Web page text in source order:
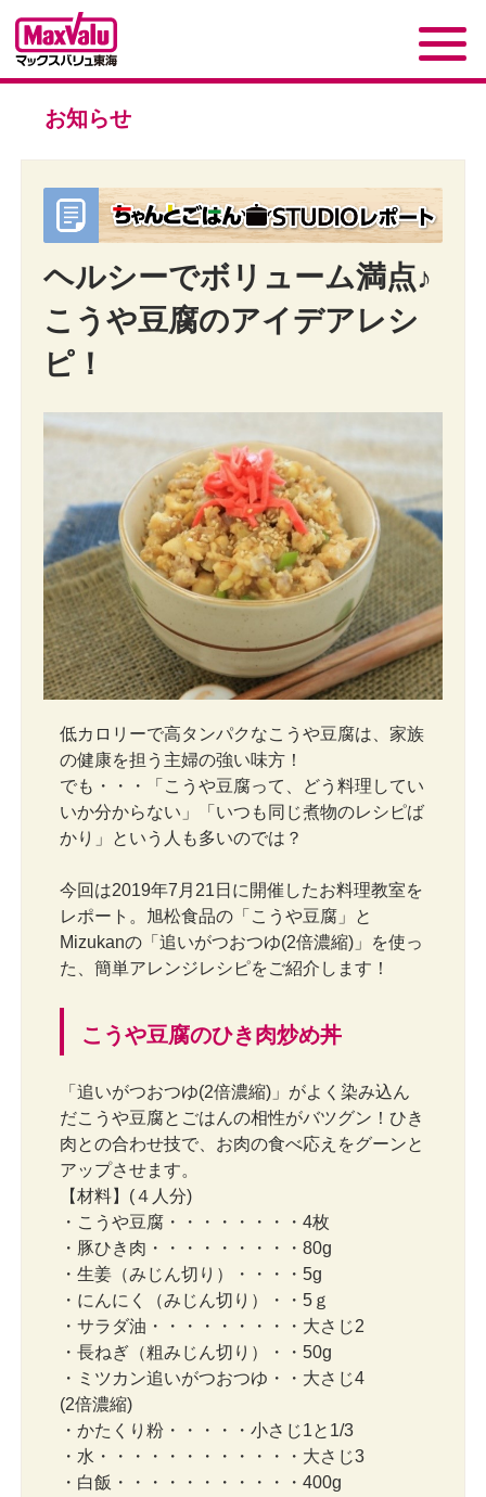
お知らせ
ヘルシーでボリューム満点♪
こうや豆腐のアイデアレシ
ピ！
低カロリーで高タンパクなこうや豆腐は、家族
の健康を担う主婦の強い味方！
でも・・・「こうや豆腐って、どう料理してい
いか分からない」「いつも同じ煮物のレシピば
かり」という人も多いのでは？
今回は2019年7月21日に開催したお料理教室を
レポート。旭松食品の「こうや豆腐」と
Mizukanの「追いがつおつゆ(2倍濃縮)」を使っ
た、簡単アレンジレシピをご紹介します！
こうや豆腐のひき肉炒め丼
「追いがつおつゆ(2倍濃縮)」がよく染み込ん
だこうや豆腐とごはんの相性がバツグン！ひき
肉との合わせ技で、お肉の食べ応えをグーンと
アップさせます。
【材料】(４人分)
・こうや豆腐・・・・・・・・4枚
・豚ひき肉・・・・・・・・・80g
・生姜（みじん切り）・・・・5g
・にんにく（みじん切り）・・5ｇ
・サラダ油・・・・・・・・・大さじ2
・長ねぎ（粗みじん切り）・・50g
・ミツカン追いがつおつゆ・・大さじ4
(2倍濃縮)
・かたくり粉・・・・・小さじ1と1/3
・水・・・・・・・・・・・・大さじ3
・白飯・・・・・・・・・・・400g